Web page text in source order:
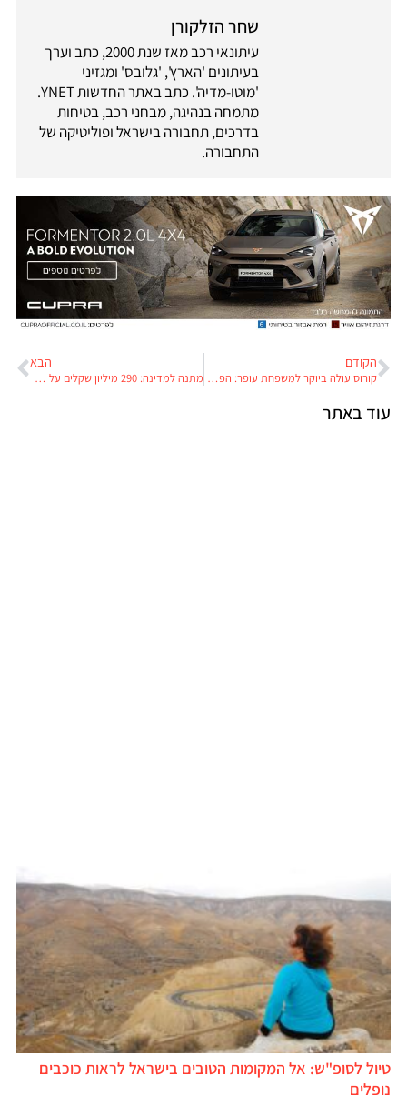
שחר הזלקורן
עיתונאי רכב מאז שנת 2000, כתב וערך
בעיתונים 'הארץ', 'גלובס' ומגזיני
'מוטו-מדיה'. כתב באתר החדשות YNET.
מתמחה בנהיגה, מבחני רכב, בטיחות
בדרכים, תחבורה בישראל ופוליטיקה של
התחבורה.
הקודם
קורוס עולה ביוקר למשפחת עופר: הפסידה כרבע מיליארד דולר
הבא
מתנה למדינה: 290 מיליון שקלים על חשבון הנהגים
עוד באתר
טיול לסופ"ש: אל המקומות הטובים בישראל לראות כוכבים
נופלים